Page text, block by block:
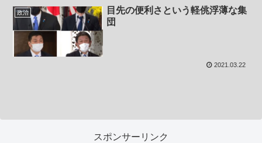
政治
目先の便利さという軽佻浮薄な集
団
2021.03.22
スポンサーリンク